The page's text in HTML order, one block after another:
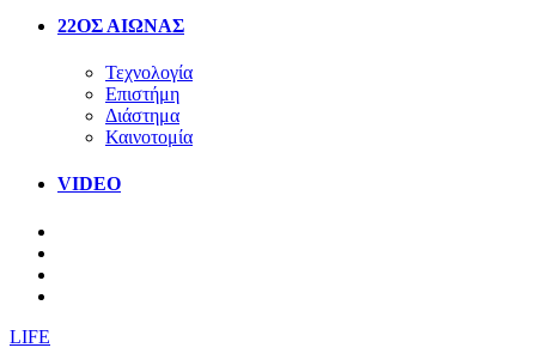
22ΟΣ ΑΙΩΝΑΣ
Τεχνολογία
Επιστήμη
Διάστημα
Καινοτομία
VIDEO
LIFE